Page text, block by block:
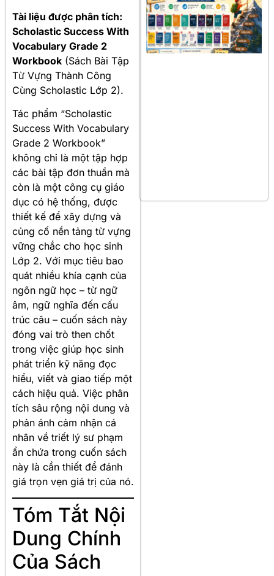
Tài liệu được phân tích:
Scholastic Success With
Vocabulary Grade 2
Workbook (Sách Bài Tập
Từ Vựng Thành Công
Cùng Scholastic Lớp 2).
Tác phẩm “Scholastic
Success With Vocabulary
Grade 2 Workbook”
không chỉ là một tập hợp
các bài tập đơn thuần mà
còn là một công cụ giáo
dục có hệ thống, được
thiết kế để xây dựng và
củng cố nền tảng từ vựng
vững chắc cho học sinh
Lớp 2. Với mục tiêu bao
quát nhiều khía cạnh của
ngôn ngữ học – từ ngữ
âm, ngữ nghĩa đến cấu
trúc câu – cuốn sách này
đóng vai trò then chốt
trong việc giúp học sinh
phát triển kỹ năng đọc
hiểu, viết và giao tiếp một
cách hiệu quả. Việc phân
tích sâu rộng nội dung và
phản ánh cảm nhận cá
nhân về triết lý sư phạm
ẩn chứa trong cuốn sách
này là cần thiết để đánh
giá trọn vẹn giá trị của nó.
Tóm Tắt Nội
Dung Chính
Của Sách